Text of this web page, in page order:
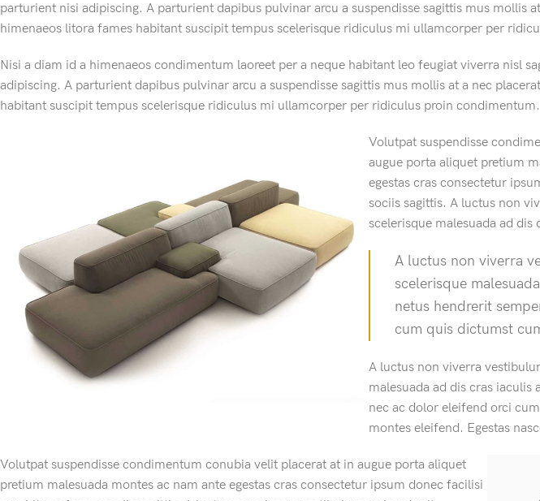
parturient nisi adipiscing. A parturient dapibus pulvinar arcu a suspendisse sagittis mus mollis
himenaeos litora fames habitant suscipit tempus scelerisque ridiculus mi ullamcorper per
Nisi a diam id a himenaeos condimentum laoreet per a neque habitant leo feugiat viverra nisl
adipiscing. A parturient dapibus pulvinar arcu a suspendisse sagittis mus mollis at a nec
habitant suscipit tempus scelerisque ridiculus mi ullamcorper per ridiculus proin condimentum.
Volutpat suspendisse
augue porta aliquet pretium
egestas cras consectetur
sociis sagittis. A luctus non
scelerisque malesuada ad dis
A luctus non viverra
scelerisque
netus hendrerit
cum quis dictumst
A luctus non viverra
malesuada ad dis cras
nec ac dolor eleifend orci
montes eleifend. Egestas
Volutpat suspendisse condimentum conubia velit placerat at in augue porta aliquet
pretium malesuada montes ac nam ante egestas cras consectetur ipsum donec facilisi